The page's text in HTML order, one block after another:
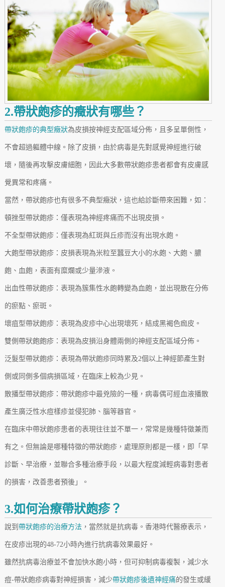
2.帶狀皰疹的癥狀有哪些？
帶狀皰疹的典型癥狀為皮損按神經支配區域分佈，且多呈單側性，
不會超過軀體中線。除了皮損，由於病毒是先對感覺神經進行破
壞，隨後再攻擊皮膚細胞，因此大多數帶狀皰疹患者都會有皮膚感
覺異常和疼痛。
當然，帶狀皰疹也有很多不典型癥狀，這也給診斷帶來困難，如：
頓挫型帶狀皰疹：僅表現為神經疼痛而不出現皮損。
不全型帶狀皰疹：僅表現為紅斑與丘疹而沒有出現水皰。
大皰型帶狀皰疹：皮損表現為米粒至蠶豆大小的水皰、大皰、膿
皰、血皰，表面有糜爛或少量滲液。
出血性帶狀皰疹：表現為簇集性水皰轉變為血皰，並出現散在分佈
的瘀點、瘀斑。
壞疽型帶狀皰疹：表現為皮疹中心出現壞死，結成黑褐色痂皮。
雙側帶狀皰皰疹：表現為皮損沿身體兩側的神經支配區域分佈。
泛髮型帶狀皰疹：表現為帶狀皰疹同時累及2個以上神經節產生對
側或同側多個病損區域，在臨床上較為少見。
散播型帶狀皰疹：帶狀皰疹中最兇險的一種，病毒偶可經血液播散
產生廣泛性水痘樣疹並侵犯肺、腦等器官。
在臨床中帶狀皰疹患者的表現往往並不單一，常常是幾種特徵兼而
有之。但無論是哪種特徵的帶狀皰疹，處理原則都是一樣，即「早
診斷、早治療，並聯合多種治療手段，以最大程度減輕病毒對患者
的損害，改善患者預後」。
3.如何治療帶狀皰疹？
說到 帶狀皰疹的治療方法，當然就是抗病毒。香港時代醫療表示，
在皮疹出現的48-72小時內進行抗病毒效果最好。
雖然抗病毒治療並不會加快水皰小時，但可抑制病毒複製，減少水
痘-帶狀皰疹病毒對神經損害，減少帶狀皰疹後遺神經痛的發生或緩